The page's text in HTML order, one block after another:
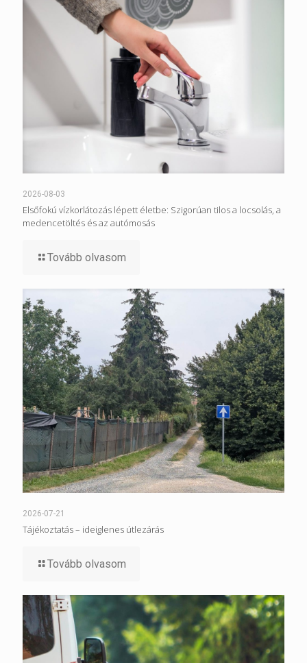
2026-08-03
Elsőfokú vízkorlátozás lépett életbe: Szigorúan tilos a locsolás, a
medencetöltés és az autómosás
Tovább olvasom
2026-07-21
Tájékoztatás – ideiglenes útlezárás
Tovább olvasom